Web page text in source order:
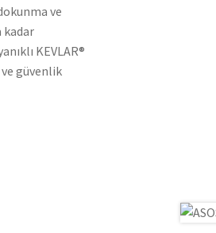
ve
kadar
KEVLAR®
güvenlik